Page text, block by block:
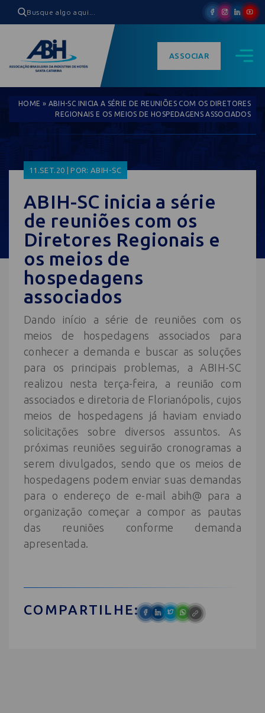
ASSOCIAR
HOME » ABIH-SC INICIA A SÉRIE DE REUNIÕES COM OS DIRETORES
REGIONAIS E OS MEIOS DE HOSPEDAGENS ASSOCIADOS
11.SET.20 | POR: ABIH-SC
ABIH-SC inicia a série
de reuniões com os
Diretores Regionais e
os meios de
hospedagens
associados
Dando início a série de reuniões com os
meios de hospedagens associados para
conhecer a demanda e buscar as soluções
para os principais problemas, a ABIH-SC
realizou nesta terça-feira, a reunião com
associados e diretoria de Florianópolis, cujos
meios de hospedagens já haviam enviado
solicitações sobre diversos assuntos. As
próximas reuniões seguirão cronogramas a
serem divulgados, sendo que os meios de
hospedagens podem enviar suas demandas
para o endereço de e-mail abih@ para a
organização começar a compor as pautas
das reuniões conforme demanda
apresentada.
COMPARTILHE: